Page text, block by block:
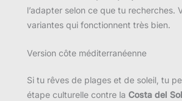
l’adapter selon ce que tu recherches.
variantes qui fonctionnent très bien.
Version côte méditerranéenne
Si tu rêves de plages et de soleil, tu
étape culturelle contre la Costa del Sol